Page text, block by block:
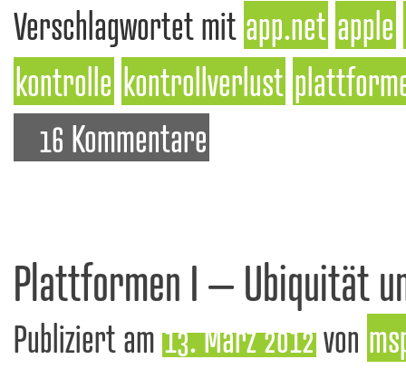
Verschlagwortet mit app.net apple
kontrolle kontrollverlust
16 Kommentare
Plattformen I – Ubiquität
Publiziert am 13. März 2012von